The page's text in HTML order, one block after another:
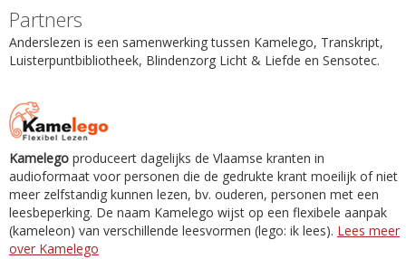
Partners
Anderslezen is een samenwerking tussen Kamelego, Transkript,
Luisterpuntbibliotheek, Blindenzorg Licht & Liefde en Sensotec.
Kamelego produceert dagelijks de Vlaamse kranten in
audioformaat voor personen die de gedrukte krant moeilijk of niet
meer zelfstandig kunnen lezen, bv. ouderen, personen met een
leesbeperking. De naam Kamelego wijst op een flexibele aanpak
(kameleon) van verschillende leesvormen (lego: ik lees). Lees meer
over Kamelego